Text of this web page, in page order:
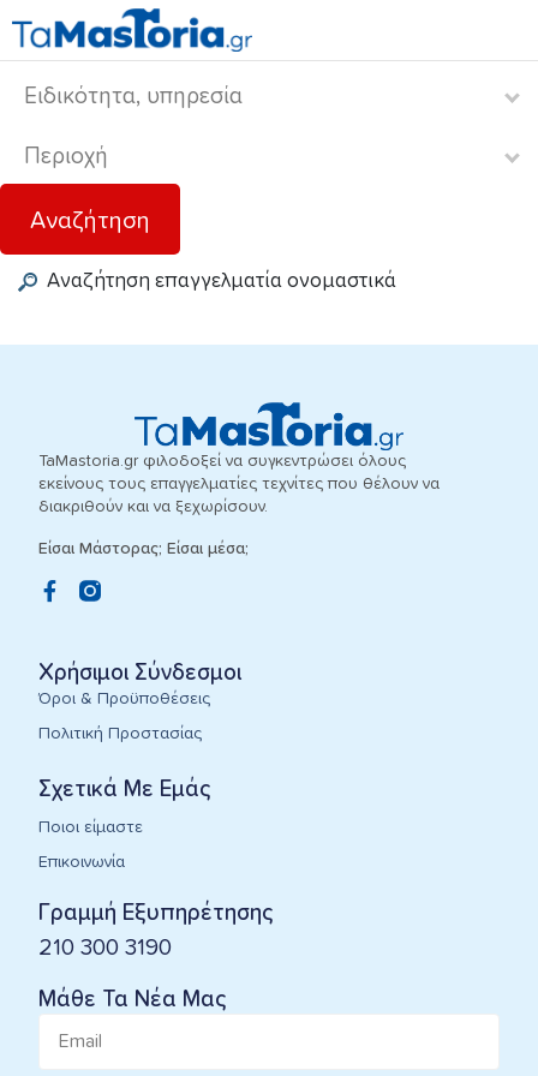
Αναζήτηση
Αναζήτηση επαγγελματία ονομαστικά
TaMastoria.gr φιλοδοξεί να συγκεντρώσει όλους
εκείνους τους επαγγελματίες τεχνίτες που θέλουν να
διακριθούν και να ξεχωρίσουν.
Είσαι Μάστορας; Είσαι μέσα;
Σχετικά Με Εμάς
Ποιοι είμαστε
Επικοινωνία
Γραμμή Εξυπηρέτησης
210 300 3190
Χρήσιμοι Σύνδεσμοι
Όροι & Προϋποθέσεις
Πολιτική Προστασίας
Μάθε Τα Νέα Μας